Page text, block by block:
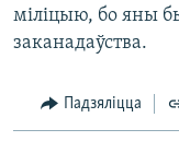
міліцыю, бо яны
заканадаўства.
Падзяліцца